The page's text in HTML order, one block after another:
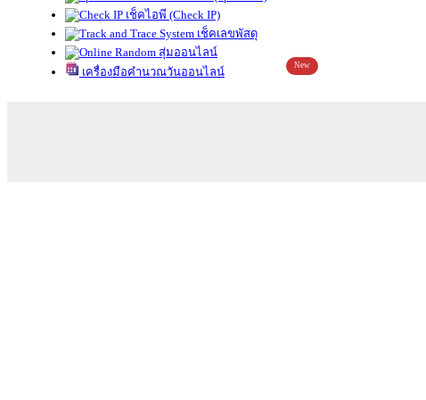
เช็คไอพี (Check IP)
เช็คเลขพัสดุ
สุ่มออนไลน์
เครื่องมือคำนวณวันออนไลน์
New